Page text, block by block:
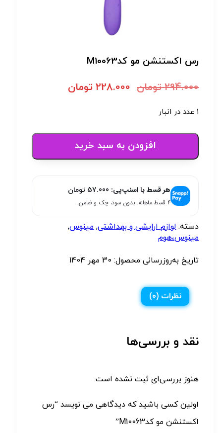
رس اکستنشن مو کدM10063
294.000 تومان 228.000 تومان
1 عدد در انبار
افزودن به سبد خرید
هر قسط با اسنپ‌پی: 57.000 تومان
۴ قسط ماهانه. بدون سود، چک و ضامن.
دسته:لوازم ارایشی و بهداشتی,مینوس,
مینوس،هوم
تاریخ به‌روزرسانی محصول: 30 مهر 1404
نظرات (0)
نقد و بررسی‌ها
هنوز بررسی‌ای ثبت نشده است.
اولین کسی باشید که دیدگاهی می نویسد “رس
اکستنشن مو کدM10063”